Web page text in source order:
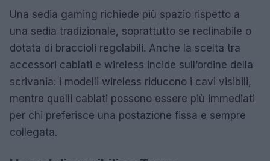
Una sedia gaming richiede più spazio rispetto a
una sedia tradizionale, soprattutto se reclinabile o
dotata di braccioli regolabili. Anche la scelta tra
accessori cablati e wireless incide sull’ordine della
scrivania: i modelli wireless riducono i cavi visibili,
mentre quelli cablati possono essere più immediati
per chi preferisce una postazione fissa e sempre
collegata.